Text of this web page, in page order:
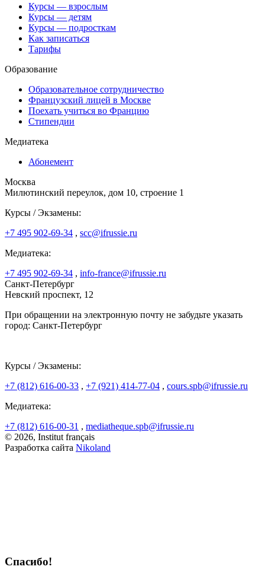
Курсы — взрослым
Курсы — детям
Курсы — подросткам
Как записаться
Тарифы
Образование
Образовательное сотрудничество
Французский лицей в Москве
Поехать учиться во Францию
Стипендии
Медиатека
Абонемент
Москва
Милютинский переулок, дом 10, строение 1
Курсы / Экзамены:
+7 495 902-69-34 , scc@ifrussie.ru
Медиатека:
+7 495 902-69-34 , info-france@ifrussie.ru
Санкт-Петербург
Невский проспект, 12
При обращении на электронную почту не забудьте указать
город: Санкт-Петербург
Курсы / Экзамены:
+7 (812) 616-00-33 , +7 (921) 414-77-04 , cours.spb@ifrussie.ru
Медиатека:
+7 (812) 616-00-31 , mediatheque.spb@ifrussie.ru
© 2026, Institut français
Разработка сайта Nikoland
Спасибо!